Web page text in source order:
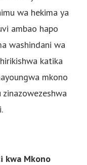
wa hekima ya
ambao hapo
washindani wa
katika
mkono
kwa Mkono